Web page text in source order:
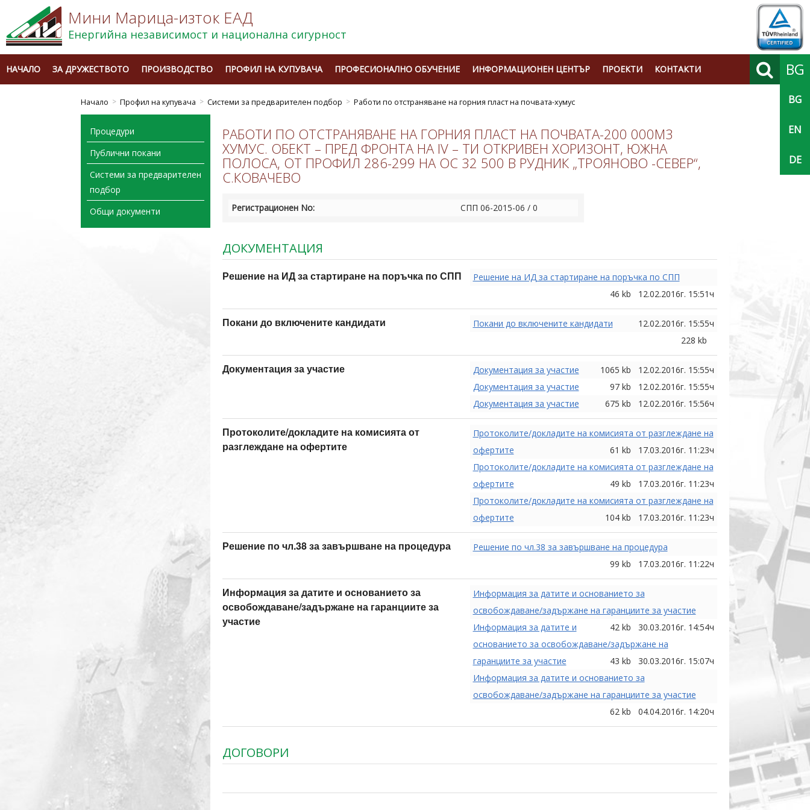
Мини Марица-изток ЕАД
Енергийна независимост и национална сигурност
НАЧАЛО ЗА ДРУЖЕСТВОТО ПРОИЗВОДСТВО ПРОФИЛ НА КУПУВАЧА ПРОФЕСИОНАЛНО ОБУЧЕНИЕ ИНФОРМАЦИОНЕН ЦЕНТЪР ПРОЕКТИ КОНТАКТИ
Търси
BG
BG
EN
DE
Начало Профил на купувача Системи за предварителен подбор Работи по отстраняване на горния пласт на почвата-хумус
Процедури
Публични покани
Системи за предварителен
подбор
Общи документи
РАБОТИ ПО ОТСТРАНЯВАНЕ НА ГОРНИЯ ПЛАСТ НА ПОЧВАТА-200 000М3
ХУМУС. ОБЕКТ – ПРЕД ФРОНТА НА IV – ТИ ОТКРИВЕН ХОРИЗОНТ, ЮЖНА
ПОЛОСА, ОТ ПРОФИЛ 286-299 НА ОС 32 500 В РУДНИК „ТРОЯНОВО -СЕВЕР“,
С.КОВАЧЕВО
Регистрационен No: СПП 06-2015-06 / 0
ДОКУМЕНТАЦИЯ
Решение на ИД за стартиране на поръчка по СПП
Решение на ИД за стартиране на поръчка по СПП
12.02.2016г. 15:51ч
46 kb
Покани до включените кандидати Покани до включените кандидати
12.02.2016г. 15:55ч
228 kb
Документация за участие Документация за участие 12.02.2016г. 15:55ч
1065 kb
Документация за участие
12.02.2016г. 15:55ч
97 kb
Документация за участие
12.02.2016г. 15:56ч
675 kb
Протоколите/докладите на комисията от
разглеждане на офертите
Протоколите/докладите на комисията от разглеждане на
офертите
17.03.2016г. 11:23ч
61 kb
Протоколите/докладите на комисията от разглеждане на
офертите
17.03.2016г. 11:23ч
49 kb
Протоколите/докладите на комисията от разглеждане на
офертите
17.03.2016г. 11:23ч
104 kb
Решение по чл.38 за завършване на процедура
Решение по чл.38 за завършване на процедура
17.03.2016г. 11:22ч
99 kb
Информация за датите и основанието за
освобождаване/задържане на гаранциите за
участие
Информация за датите и основанието за
освобождаване/задържане на гаранциите за участие
30.03.2016г. 14:54ч
42 kb
Информация за датите и
основанието за освобождаване/задържане на
гаранциите за участие
30.03.2016г. 15:07ч
43 kb
Информация за датите и основанието за
освобождаване/задържане на гаранциите за участие
04.04.2016г. 14:20ч
62 kb
ДОГОВОРИ